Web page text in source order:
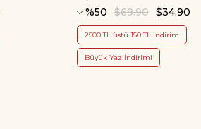
%50 $34.90
$69.90
2500 TL üstü 150 TL indirim
Büyük Yaz İndirimi